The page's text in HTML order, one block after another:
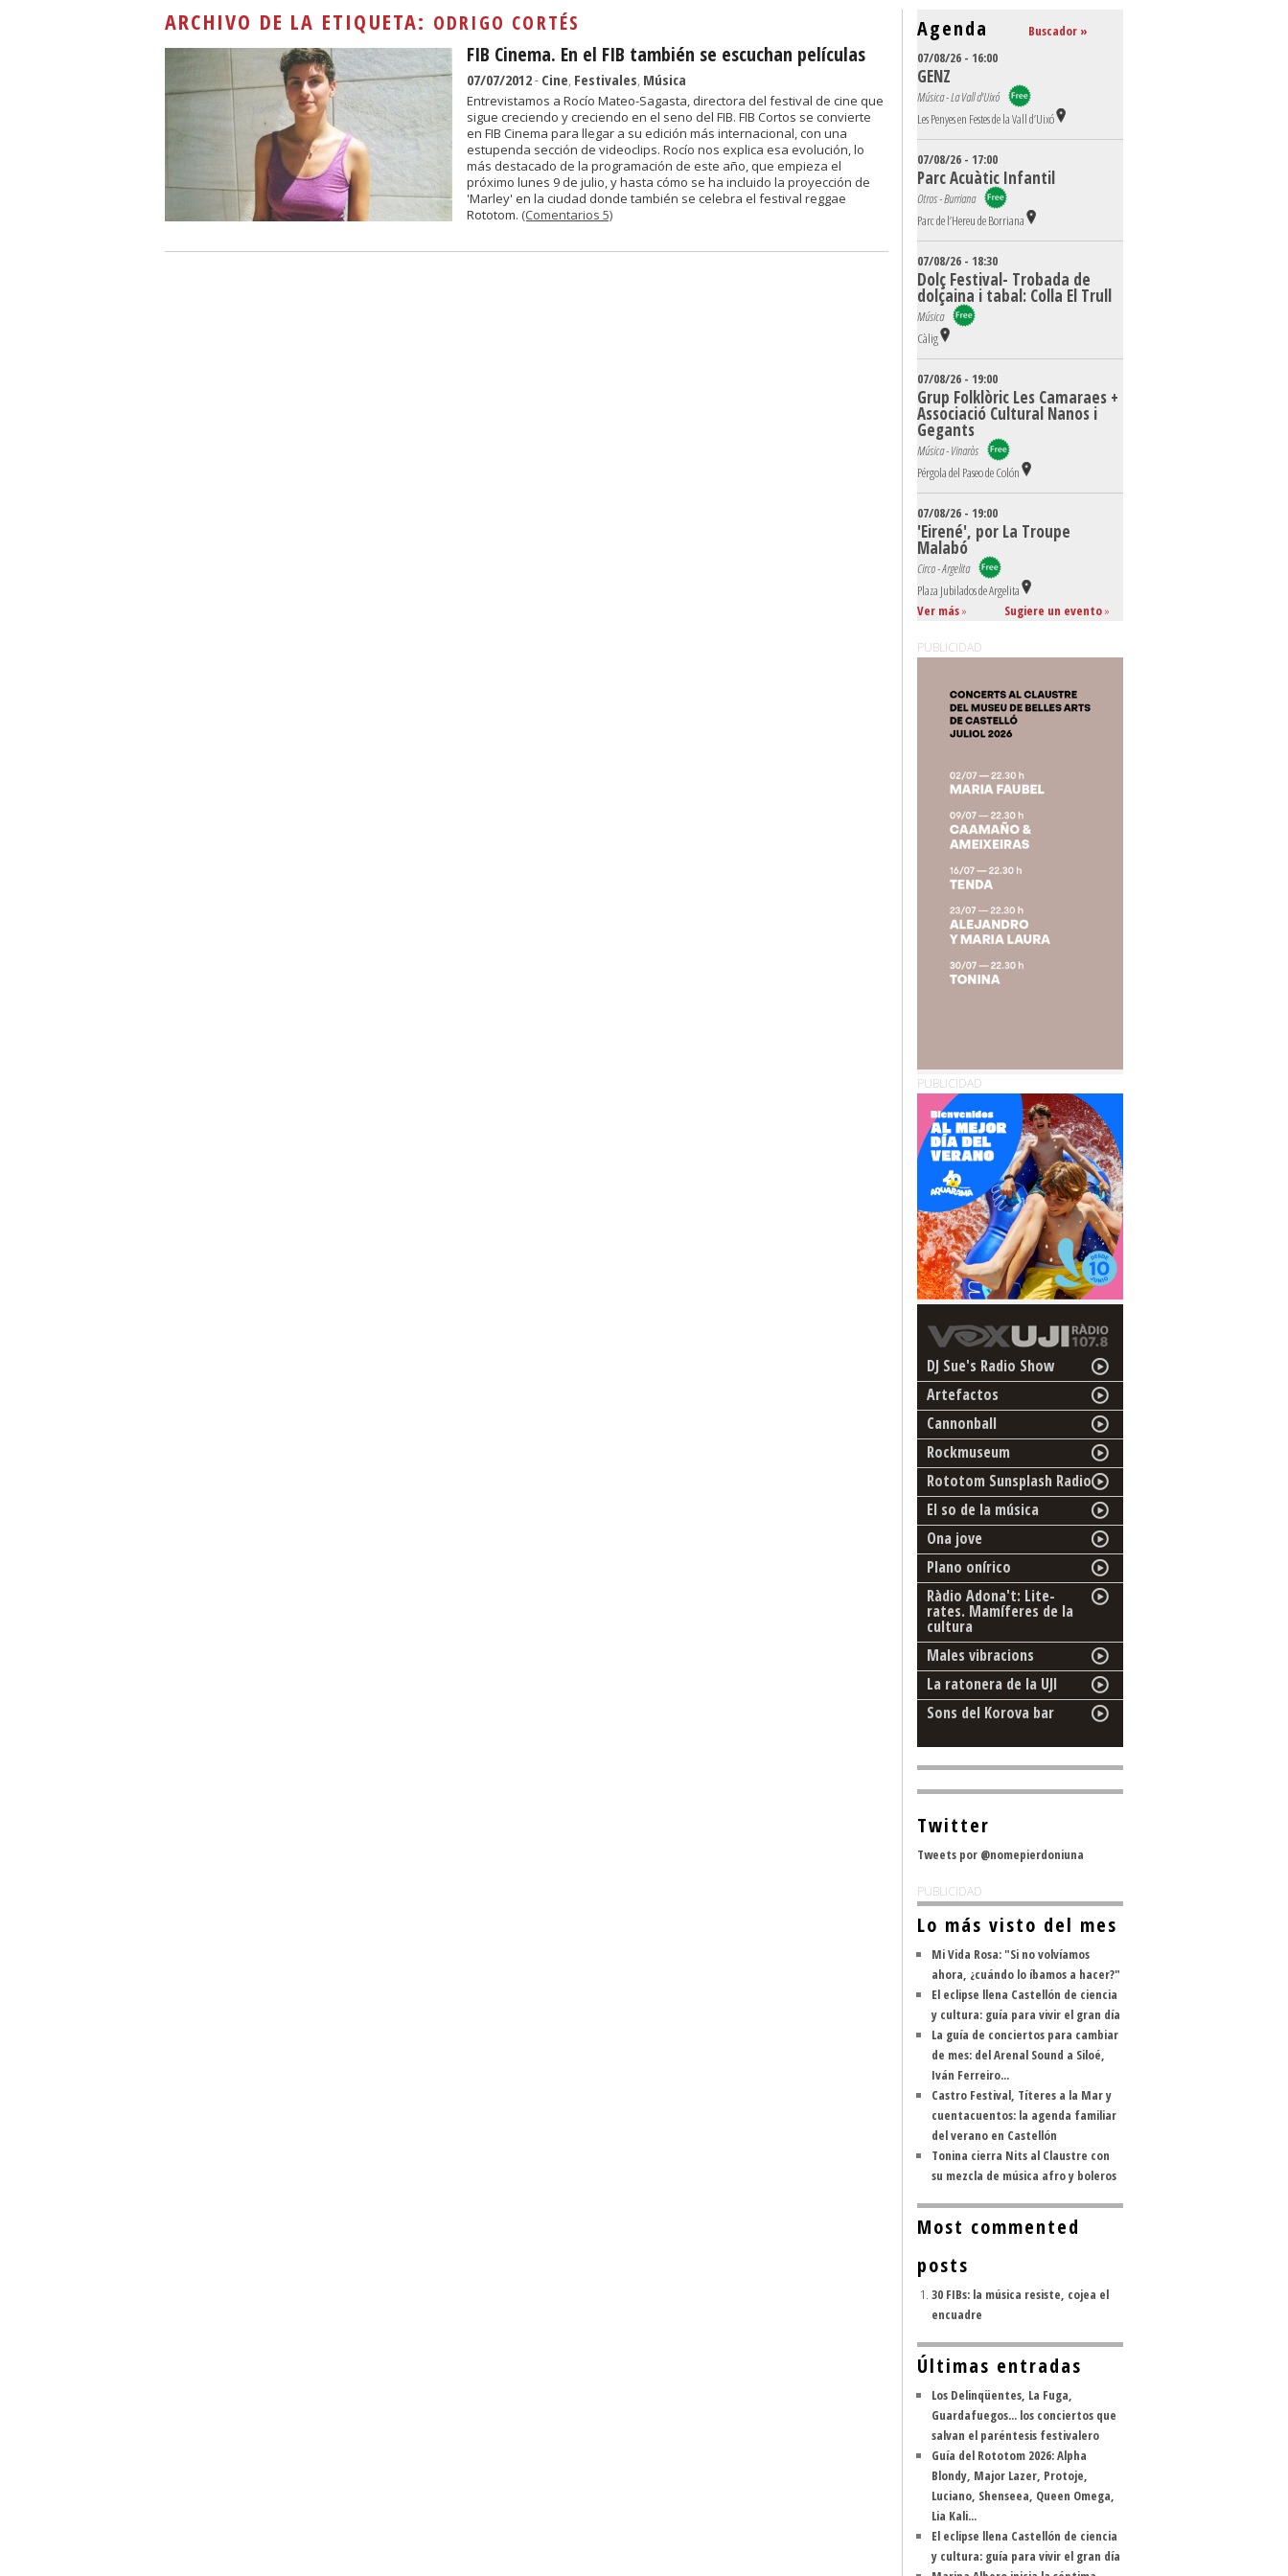
ARCHIVO DE LA ETIQUETA: ODRIGO CORTÉS
FIB Cinema. En el FIB también se escuchan películas
07/07/2012- Cine, Festivales, Música
Entrevistamos a Rocío Mateo-Sagasta, directora del festival de cine que
sigue creciendo y creciendo en el seno del FIB. FIB Cortos se convierte
en FIB Cinema para llegar a su edición más internacional, con una
estupenda sección de videoclips. Rocío nos explica esa evolución, lo
más destacado de la programación de este año, que empieza el
próximo lunes 9 de julio, y hasta cómo se ha incluido la proyección de
'Marley' en la ciudad donde también se celebra el festival reggae
Rototom. (Comentarios 5)
Agenda
Buscador »
07/08/26 - 16:00
GENZ
Música - La Vall d'Uixó
Les Penyes en Festes de la Vall d’Uixó
07/08/26 - 17:00
Parc Acuàtic Infantil
Otros - Burriana
Parc de l’Hereu de Borriana
07/08/26 - 18:30
Dolç Festival- Trobada de
dolçaina i tabal: Colla El Trull
Música
Càlig
07/08/26 - 19:00
Grup Folklòric Les Camaraes +
Associació Cultural Nanos i
Gegants
Música - Vinaròs
Pérgola del Paseo de Colón
07/08/26 - 19:00
'Eirené', por La Troupe
Malabó
Circo - Argelita
Plaza Jubilados de Argelita
Ver más» Sugiere un evento»
PUBLICIDAD
PUBLICIDAD
DJ Sue's Radio Show
Artefactos
Cannonball
Rockmuseum
Rototom Sunsplash Radio
El so de la música
Ona jove
Plano onírico
Ràdio Adona't: Lite-
rates. Mamíferes de la
cultura
Males vibracions
La ratonera de la UJI
Sons del Korova bar
Twitter
Tweets por @nomepierdoniuna
PUBLICIDAD
Lo más visto del mes
Mi Vida Rosa: "Si no volvíamos
ahora, ¿cuándo lo íbamos a hacer?"
El eclipse llena Castellón de ciencia
y cultura: guía para vivir el gran día
La guía de conciertos para cambiar
de mes: del Arenal Sound a Siloé,
Iván Ferreiro...
Castro Festival, Títeres a la Mar y
cuentacuentos: la agenda familiar
del verano en Castellón
Tonina cierra Nits al Claustre con
su mezcla de música afro y boleros
Most commented
posts
30 FIBs: la música resiste, cojea el
encuadre
Últimas entradas
Los Delinqüentes, La Fuga,
Guardafuegos... los conciertos que
salvan el paréntesis festivalero
Guía del Rototom 2026: Alpha
Blondy, Major Lazer, Protoje,
Luciano, Shenseea, Queen Omega,
Lia Kali...
El eclipse llena Castellón de ciencia
y cultura: guía para vivir el gran día